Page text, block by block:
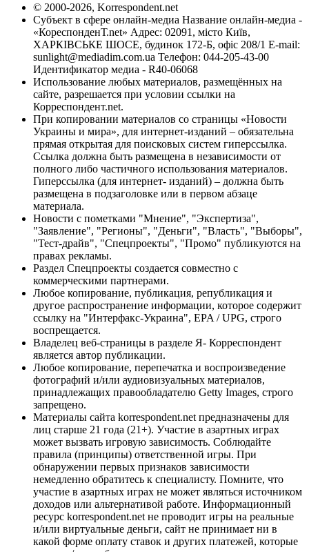
© 2000-2026, Korrespondent.net
Субъект в сфере онлайн-медиа Название онлайн-медиа -
«КореспонденТ.net» Адрес: 02091, місто Київ,
ХАРКІВСЬКЕ ШОСЕ, будинок 172-Б, офіс 208/1 E-mail:
sunlight@mediadim.com.ua Телефон: 044-205-43-00
Идентификатор медиа - R40-06068
Использование любых материалов, размещённых на
сайте, разрешается при условии ссылки на
Корреспондент.net.
При копировании материалов со страницы «Новости
Украины и мира», для интернет-изданий – обязательна
прямая открытая для поисковых систем гиперссылка.
Ссылка должна быть размещена в независимости от
полного либо частичного использования материалов.
Гиперссылка (для интернет- изданий) – должна быть
размещена в подзаголовке или в первом абзаце
материала.
Новости с пометками "Мнение", "Экспертиза",
"Заявление", "Регионы", "Деньги", "Власть", "Выборы",
"Тест-драйв", "Спецпроекты", "Промо" публикуются на
правах рекламы.
Раздел Спецпроекты создается совместно с
коммерческими партнерами.
Любое копирование, публикация, републикация и
другое распространение информации, которое содержит
ссылку на "Интерфакс-Украина", EPA / UPG, строго
воспрещается.
Владелец веб-страницы в разделе Я- Корреспондент
является автор публикации.
Любое копирование, перепечатка и воспроизведение
фотографий и/или аудиовизуальных материалов,
принадлежащих правообладателю Getty Images, строго
запрещено.
Материалы сайта korrespondent.net предназначены для
лиц старше 21 года (21+). Участие в азартных играх
может вызвать игровую зависимость. Соблюдайте
правила (принципы) ответственной игры. При
обнаружении первых признаков зависимости
немедленно обратитесь к специалисту. Помните, что
участие в азартных играх не может являться источником
доходов или альтернативой работе. Информационный
ресурс korrespondent.net не проводит игры на реальные
и/или виртуальные деньги, сайт не принимает ни в
какой форме оплату ставок и других платежей, которые